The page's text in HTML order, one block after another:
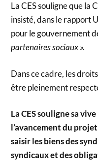
La CES souligne que la
insisté, dans le rapport
pour le gouvernement
partenaires sociaux ».
Dans ce cadre, les
être pleinement
La CES souligne sa
l’avancement du
saisir les biens des
syndicaux et des